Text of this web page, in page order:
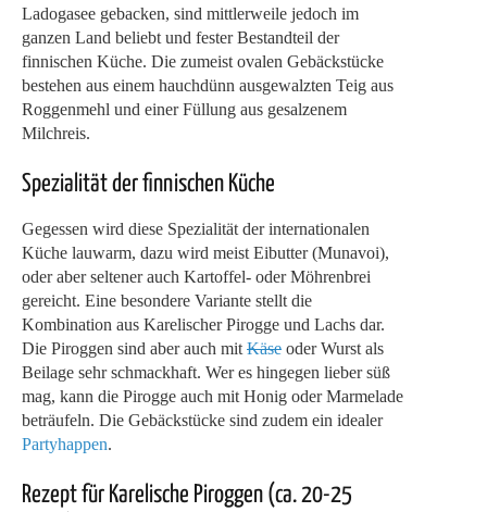
Ladogasee gebacken, sind mittlerweile jedoch im
ganzen Land beliebt und fester Bestandteil der
finnischen Küche. Die zumeist ovalen Gebäckstücke
bestehen aus einem hauchdünn ausgewalzten Teig aus
Roggenmehl und einer Füllung aus gesalzenem
Milchreis.
Spezialität der finnischen Küche
Gegessen wird diese Spezialität der internationalen
Küche lauwarm, dazu wird meist Eibutter (Munavoi),
oder aber seltener auch Kartoffel- oder Möhrenbrei
gereicht. Eine besondere Variante stellt die
Kombination aus Karelischer Pirogge und Lachs dar.
Die Piroggen sind aber auch mit Käse oder Wurst als
Beilage sehr schmackhaft. Wer es hingegen lieber süß
mag, kann die Pirogge auch mit Honig oder Marmelade
beträufeln. Die Gebäckstücke sind zudem ein idealer
Partyhappen.
Rezept für Karelische Piroggen (ca. 20-25